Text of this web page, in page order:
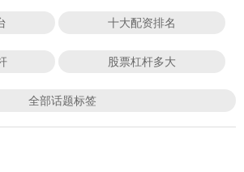
十大配资排名
股票杠杆多大
全部话题标签